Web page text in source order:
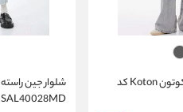
دورس طرح دار زنانه کوتون Koton کد
5SAL40028MD